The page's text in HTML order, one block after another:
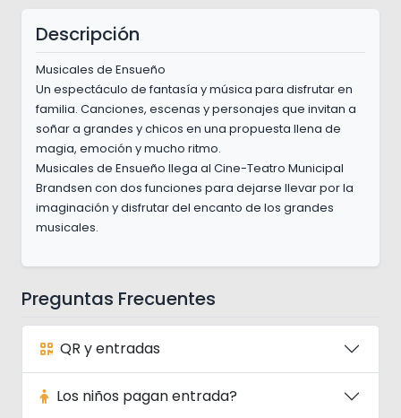
Descripción
Musicales de Ensueño
Un espectáculo de fantasía y música para disfrutar en
familia. Canciones, escenas y personajes que invitan a
soñar a grandes y chicos en una propuesta llena de
magia, emoción y mucho ritmo.
Musicales de Ensueño llega al Cine-Teatro Municipal
Brandsen con dos funciones para dejarse llevar por la
imaginación y disfrutar del encanto de los grandes
musicales.
Preguntas Frecuentes
QR y entradas
Los niños pagan entrada?